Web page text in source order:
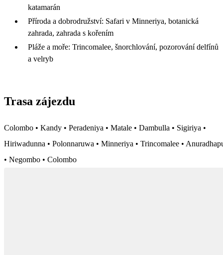
katamarán
Příroda a dobrodružství: Safari v Minneriya, botanická
zahrada, zahrada s kořením
Pláže a moře: Trincomalee, šnorchlování, pozorování delfínů
a velryb
Trasa zájezdu
Colombo • Kandy • Peradeniya • Matale • Dambulla • Sigiriya •
Hiriwadunna • Polonnaruwa • Minneriya • Trincomalee •
• Negombo • Colombo